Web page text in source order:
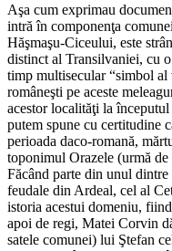
Aşa cum exprimau
intră în componenţa
Hăşmaşu-Ciceului, este
distinct al Transilvaniei, cu
timp multisecular “simbol
româneşti pe aceste
acestor localităţi la
putem spune cu certitudine
perioada daco-romană,
toponimul Orazele (urmă de
Făcând parte din unul
feudale din Ardeal, cel al
istoria acestui domeniu,
apoi de regi, Matei Corvin
satele comunei) lui Ştefan